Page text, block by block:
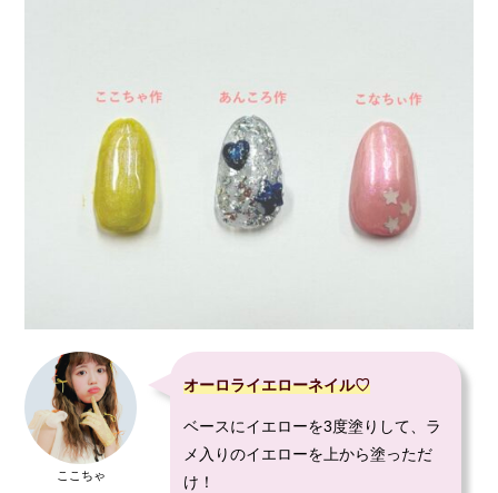
ここちゃ
オーロライエローネイル♡
ベースにイエローを3度塗りして、ラ
メ入りのイエローを上から塗っただ
け！